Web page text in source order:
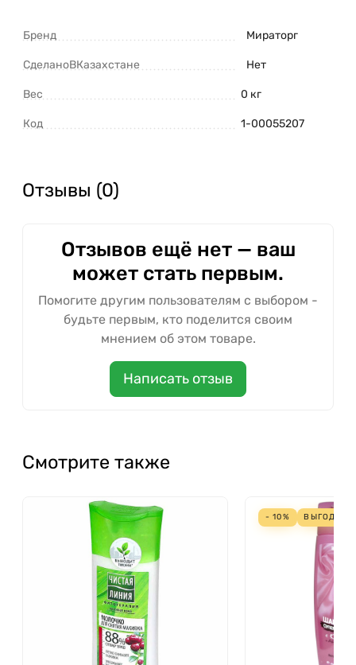
Бренд Мираторг
СделаноВКазахстане Нет
Вес 0 кг
Код 1-00055207
Отзывы (0)
Отзывов ещё нет — ваш
может стать первым.
Помогите другим пользователям с выбором -
будьте первым, кто поделится своим
мнением об этом товаре.
Написать отзыв
Смотрите также
- 10% ВЫГОДА